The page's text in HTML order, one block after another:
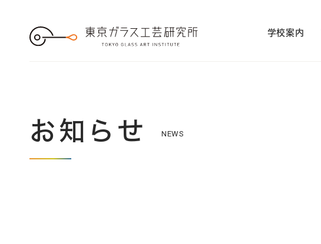
学校案内
お知らせ NEWS